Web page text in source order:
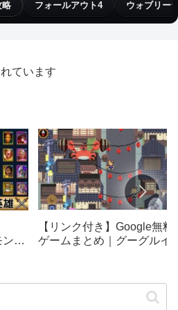
略 フォールアウト4 ウォブリー
ています
】
【リンク付き】Google無料
ゲームまとめ｜グーグルイ
クetc…